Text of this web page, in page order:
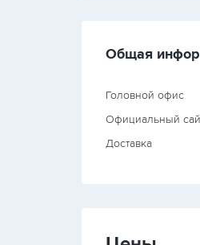
Общая
Головной офис
Официальный
Доставка